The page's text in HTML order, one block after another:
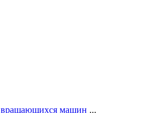
вращающихся машин ...